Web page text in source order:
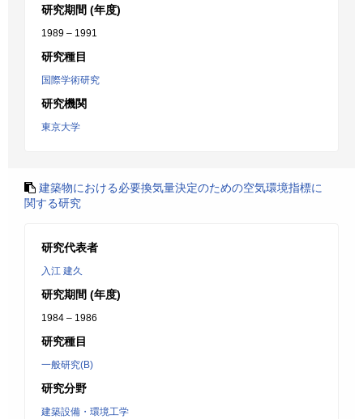
研究期間 (年度)
1989 – 1991
研究種目
国際学術研究
研究機関
東京大学
建築物における必要換気量決定のための空気環境指標に
関する研究
研究代表者
入江 建久
研究期間 (年度)
1984 – 1986
研究種目
一般研究(B)
研究分野
建築設備・環境工学